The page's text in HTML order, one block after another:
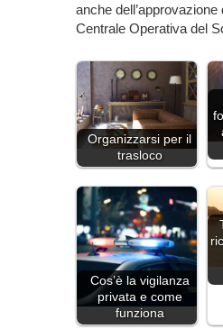
anche dell’approvazione
Centrale Operativa del
Organizzarsi per il
trasloco
Cos’è la vigilanza
privata e come
funziona